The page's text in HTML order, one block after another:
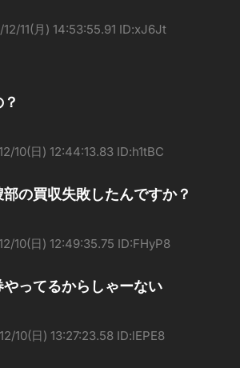
11(月) 14:53:55.91 ID:xJ6Jt
10(日) 12:44:13.83 ID:h1tBC
の買収失敗したんですか？
10(日) 12:49:35.75 ID:FHyP8
ってるからしゃーない
10(日) 13:27:23.58 ID:lEPE8